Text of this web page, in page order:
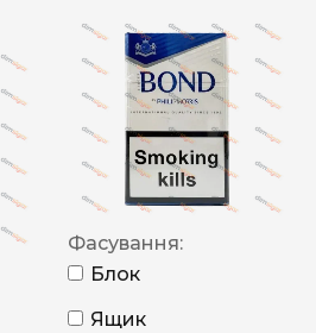
Фасування:
Блок
Ящик